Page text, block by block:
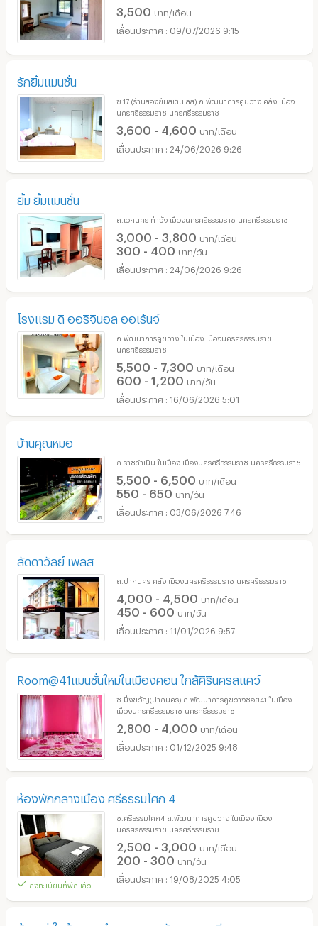
3,500 บาท/เดือน
09/07/2026 9:15
รักยิ้มแมนชั่น
ซ.17 (ร้านสองยิ้มสเตนเลส) ถ.พัฒนาการคูขวาง คลัง เมือง
นครศรีธรรมราช นครศรีธรรมราช
3,600 - 4,600 บาท/เดือน
24/06/2026 9:26
ยิ้ม ยิ้มแมนชั่น
ถ.เอกนคร ท่าวัง เมืองนครศรีธรรมราช นครศรีธรรมราช
3,000 - 3,800 บาท/เดือน
300 - 400 บาท/วัน
24/06/2026 9:26
โรงแรม ดิ ออริจินอล ออเร้นจ์
ถ.พัฒนาการคูขวาง ในเมือง เมืองนครศรีธรรมราช
นครศรีธรรมราช
5,500 - 7,300 บาท/เดือน
600 - 1,200 บาท/วัน
16/06/2026 5:01
บ้านคุณหมอ
ถ.ราชดำเนิน ในเมือง เมืองนครศรีธรรมราช นครศรีธรรมราช
5,500 - 6,500 บาท/เดือน
550 - 650 บาท/วัน
03/06/2026 7:46
ลัดดาวัลย์ เพลส
ถ.ปากนคร คลัง เมืองนครศรีธรรมราช นครศรีธรรมราช
4,000 - 4,500 บาท/เดือน
450 - 600 บาท/วัน
11/01/2026 9:57
Room@41แมนชั่นใหม่ในเมืองคอน ใกล้ศิรินครสแคว์
ซ.มิ่งขวัญ(ปากนคร) ถ.พัฒนาการคูขวางซอย41 ในเมือง
เมืองนครศรีธรรมราช นครศรีธรรมราช
2,800 - 4,000 บาท/เดือน
01/12/2025 9:48
ห้องพักกลางเมือง ศรีธรรมโศก 4
ลงทะเบียนที่พักแล้ว
ซ.ศรีธรรมโศก4 ถ.พัฒนาการคูขวาง ในเมือง เมือง
นครศรีธรรมราช นครศรีธรรมราช
2,500 - 3,000 บาท/เดือน
200 - 300 บาท/วัน
19/08/2025 4:05